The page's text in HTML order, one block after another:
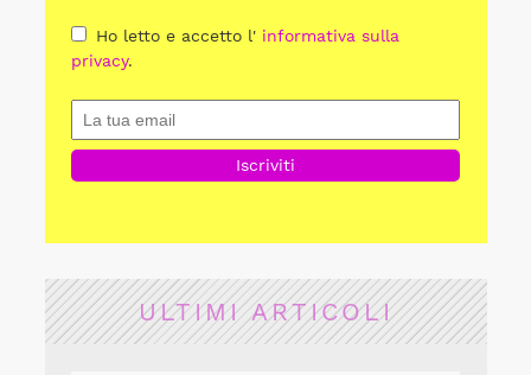
Ho letto e accetto l' informativa sulla
privacy.
ULTIMI ARTICOLI